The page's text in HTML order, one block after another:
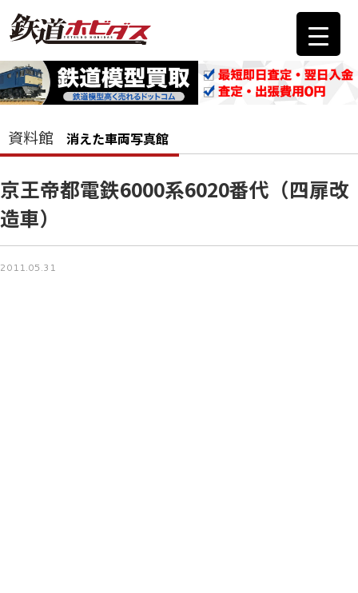
資料館 消えた車両写真館
京王帝都電鉄6000系6020番代（四扉改
造車）
2011.05.31